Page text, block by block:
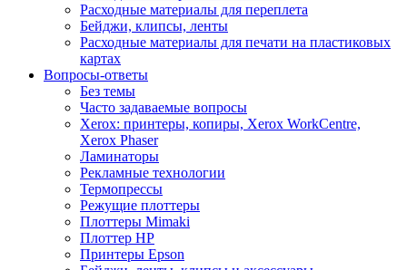
Расходные материалы для переплета
Бейджи, клипсы, ленты
Расходные материалы для печати на пластиковых
картах
Вопросы-ответы
Без темы
Часто задаваемые вопросы
Xerox: принтеры, копиры, Xerox WorkCentre,
Xerox Phaser
Ламинаторы
Рекламные технологии
Термопрессы
Режущие плоттеры
Плоттеры Mimaki
Плоттер HP
Принтеры Epson